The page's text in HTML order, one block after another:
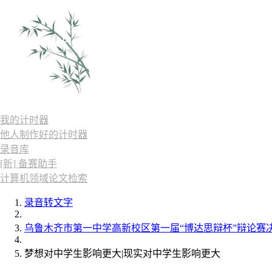
我的计时器
他人制作好的计时器
录音库
[新] 备赛助手
计算机领域论文检索
录音转文字
乌鲁木齐市第一中学高新校区第一届“博达思辩杯”辩论赛
梦想对中学生影响更大|现实对中学生影响更大